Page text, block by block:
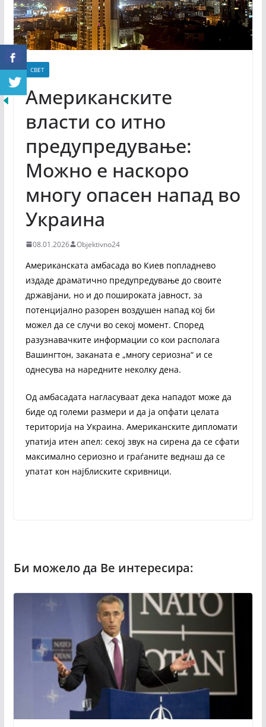
СВЕТ
Американските
власти со итно
предупредување:
Можно е наскоро
многу опасен напад во
Украина
08.01.2026 Objektivno24
Американската амбасада во Киев попладнево
издаде драматично предупредување до своите
државјани, но и до пошироката јавност, за
потенцијално разорен воздушен напад кој би
можел да се случи во секој момент. Според
разузнавачките информации со кои располага
Вашингтон, заканата е „многу сериозна“ и се
однесува на наредните неколку дена.
Од амбасадата нагласуваат дека нападот може да
биде од големи размери и да ја опфати целата
територија на Украина. Американските дипломати
упатија итен апел: секој звук на сирена да се сфати
максимално сериозно и граѓаните веднаш да се
упатат кон најблиските скривници.